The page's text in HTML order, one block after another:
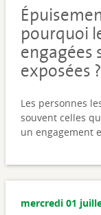
pourquoi
engagées
exposées ?
Les personnes
souvent celles
un engagement
mercredi 01